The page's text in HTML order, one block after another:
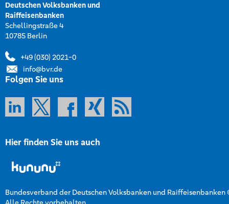
Deutschen Volksbanken und
Raiffeisenbanken
Schellingstraße 4
10785 Berlin
+49 (030) 2021-0
info@bvr.de
Folgen Sie uns
Hier finden Sie uns auch
Bundesverband der Deutschen Volksbanken und Raiffeisenbanken